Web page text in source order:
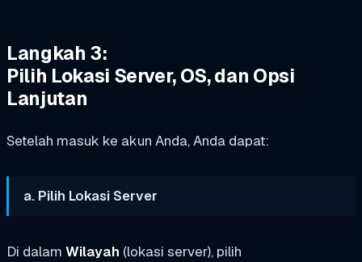
Langkah 3:
Pilih Lokasi Server, OS, dan Opsi
Lanjutan
Setelah masuk ke akun Anda, Anda dapat:
a. Pilih Lokasi Server
Di dalam Wilayah (lokasi server), pilih